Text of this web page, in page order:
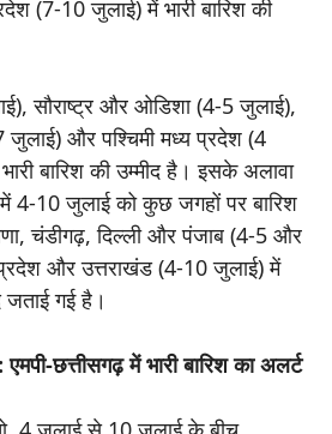
(7-10 जुलाई) में भारी बारिश की
सौराष्ट्र और ओडिशा (4-5 जुलाई),
और पश्चिमी मध्य प्रदेश (4
बारिश की उम्मीद है। इसके अलावा
4-10 जुलाई को कुछ जगहों पर बारिश
चंडीगढ़, दिल्ली और पंजाब (4-5 और
और उत्तराखंड (4-10 जुलाई) में
जताई गई है।
छत्तीसगढ़ में भारी बारिश का अलर्ट